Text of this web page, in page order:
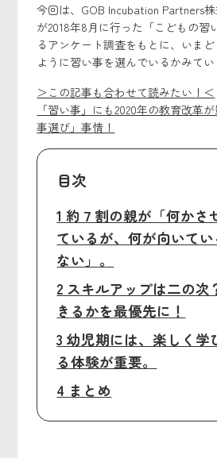
今回は、GOB Incubation Partners株
が2018年8月に行った「こどもの習
るアンケート調査をもとに、いま
ように習い事を選んでいるかみてい
＞この記事も合わせて読みたい！＜
「習い事」にも2020年の教育改革
事選び」事情！
目次
1 約７割の親が「何かさ
ているが、何が向いてい
ない」。
2 スキルアップは二の次
きるかを最優先に！
3 幼児期には、楽しく学
る体験が重要。
4 まとめ